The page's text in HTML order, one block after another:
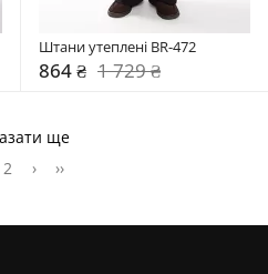
Штани утеплені BR-472
864 ₴ 1 729 ₴
ще
2 › ››